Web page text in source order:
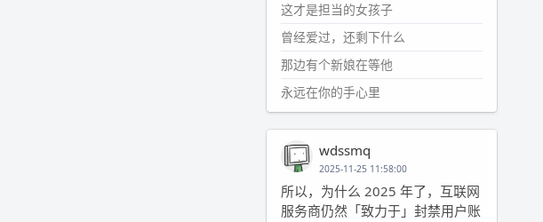
这才是担当的女孩子
曾经爱过，还剩下什么
那边有个新娘在等他
永远在你的手心里
wdssmq
2025-11-25 11:58:00
所以，为什么 2025 年了，互联网
服务商仍然「致力于」封禁用户账